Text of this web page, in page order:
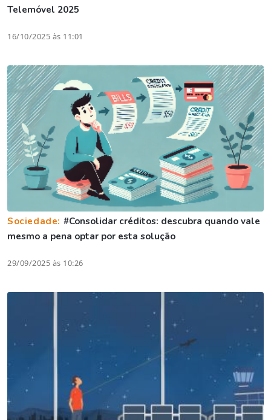
Telemóvel 2025
16/10/2025 às 11:01
Sociedade: #Consolidar créditos: descubra quando vale
mesmo a pena optar por esta solução
29/09/2025 às 10:26